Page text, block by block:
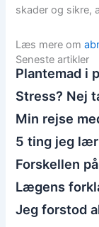
skader og sikre,
Læs mere om
Seneste artikler
Plantemad i
Stress? Nej
Min rejse
5 ting jeg
Forskellen
Lægens
Jeg forstod